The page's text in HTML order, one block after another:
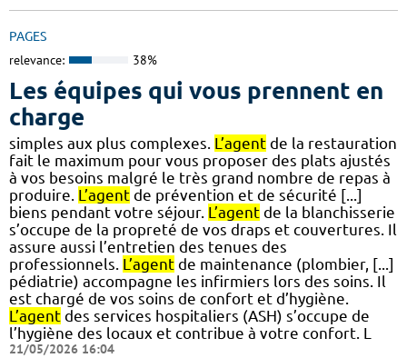
PAGES
relevance: 38%
Les équipes qui vous prennent en
charge
simples aux plus complexes. L’agent de la restauration
fait le maximum pour vous proposer des plats ajustés
à vos besoins malgré le très grand nombre de repas à
produire. L’agent de prévention et de sécurité [...]
biens pendant votre séjour. L’agent de la blanchisserie
s’occupe de la propreté de vos draps et couvertures. Il
assure aussi l’entretien des tenues des
professionnels. L’agent de maintenance (plombier, [...]
pédiatrie) accompagne les infirmiers lors des soins. Il
est chargé de vos soins de confort et d’hygiène.
L’agent des services hospitaliers (ASH) s’occupe de
l’hygiène des locaux et contribue à votre confort. L
21/05/2026 16:04